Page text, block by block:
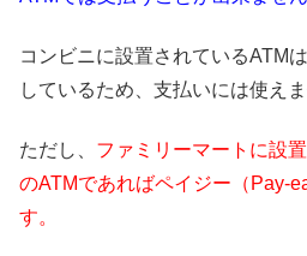
コンビニに設置されているATM
しているため、支払いには使えま
ただし、 ファミリーマートに設
のATMであればペイジー（Pay-
す。